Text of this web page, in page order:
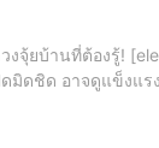
ประตูรั้วทึบ ส่งผลอย่างไรต่อฮวงจุ้ยบ้าน? บ้านที่มี
มิดชิด อาจดูแข็งแ